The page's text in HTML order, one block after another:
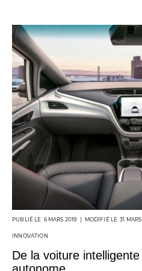
POSTED
6 MARS 2019 31
INNOVATION
De la voiture